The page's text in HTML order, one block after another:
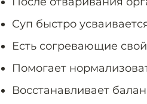
Суп быстро
Есть согревающие
Помогает
Восстанавливает